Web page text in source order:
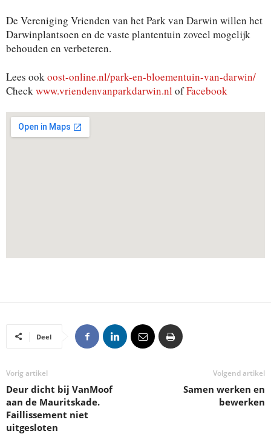
De Vereniging Vrienden van het Park van Darwin willen het
Darwinplantsoen en de vaste plantentuin zoveel mogelijk
behouden en verbeteren.
Lees ookoost-online.nl/park-en-bloementuin-van-darwin/
Checkwww.vriendenvanparkdarwin.nl ofFacebook
Deel
Vorig artikel
Deur dicht bij VanMoof
aan de Mauritskade.
Faillissement niet
uitgesloten
Volgend artikel
Samen werken en
bewerken